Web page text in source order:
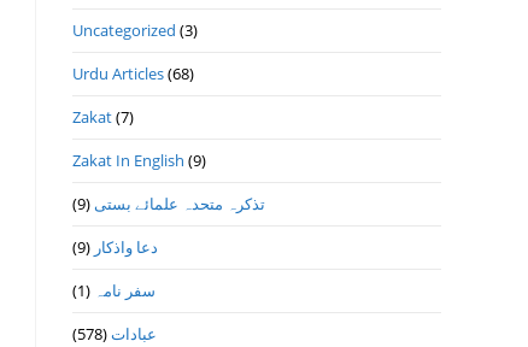
Uncategorized (3)
Urdu Articles(68)
Zakat(7)
Zakat In English (9)
تذكرہ متحدہ علمائے بستى(9)
دعا واذكار (9)
سفر نامہ (1)
عبادات(578)